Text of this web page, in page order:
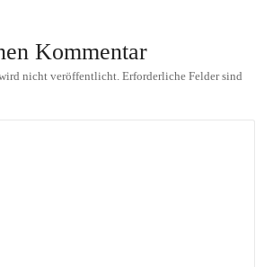
Kommentar
nicht veröffentlicht. Erforderliche Felder sind